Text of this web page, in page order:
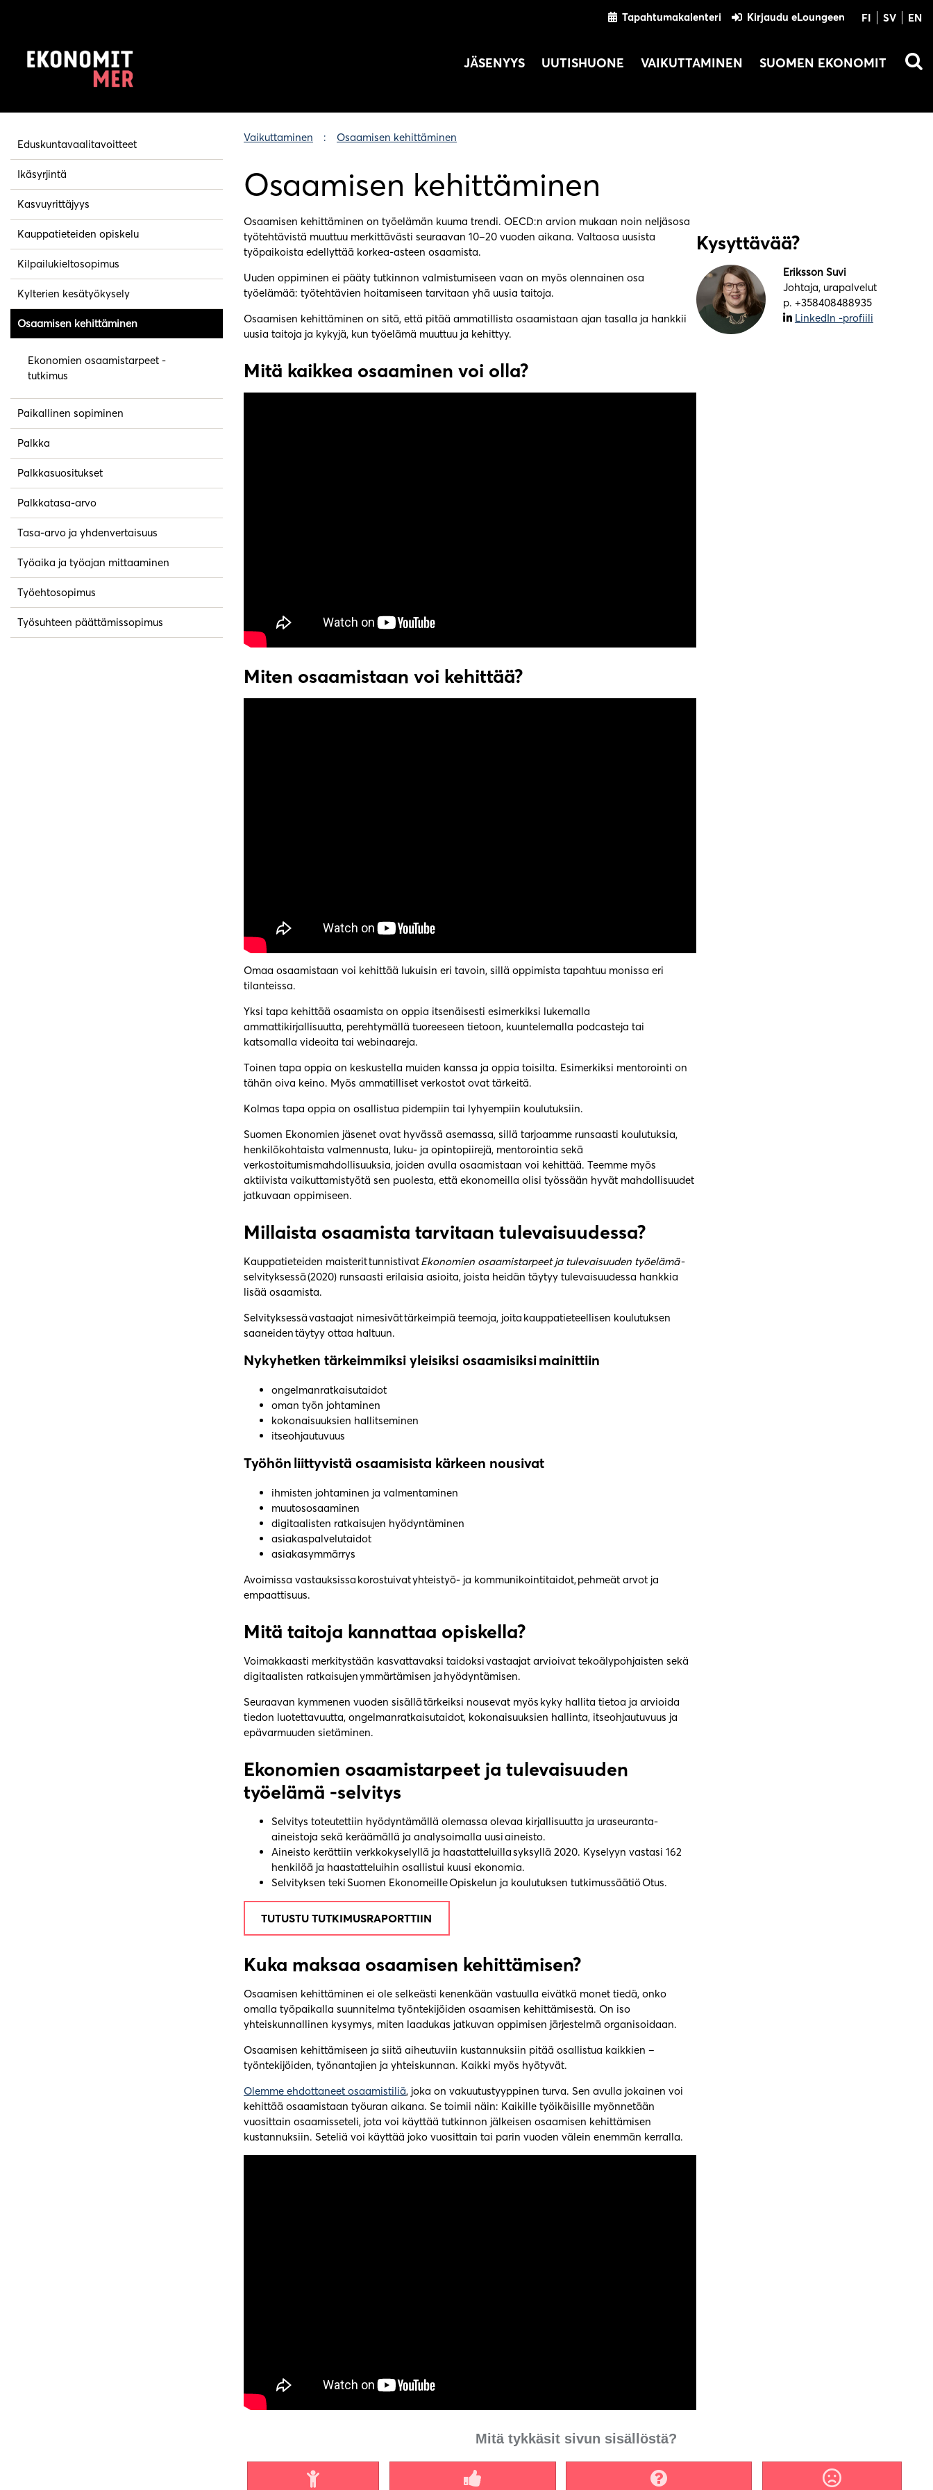
Tapahtumakalenteri Kirjaudu eLoungeen FI SV EN
JÄSENYYS UUTISHUONE VAIKUTTAMINEN SUOMEN EKONOMIT
Eduskuntavaalitavoitteet
Ikäsyrjintä
Kasvuyrittäjyys
Kauppatieteiden opiskelu
Kilpailukieltosopimus
Kylterien kesätyökysely
Osaamisen kehittäminen
Ekonomien osaamistarpeet -
tutkimus
Paikallinen sopiminen
Palkka
Palkkasuositukset
Palkkatasa-arvo
Tasa-arvo ja yhdenvertaisuus
Työaika ja työajan mittaaminen
Työehtosopimus
Työsuhteen päättämissopimus
Vaikuttaminen Osaamisen kehittäminen
Osaamisen kehittäminen
Osaamisen kehittäminen on työelämän kuuma trendi. OECD:n arvion mukaan noin neljäsosa
työtehtävistä muuttuu merkittävästi seuraavan 10–20 vuoden aikana. Valtaosa uusista
työpaikoista edellyttää korkea-asteen osaamista.
Uuden oppiminen ei pääty tutkinnon valmistumiseen vaan on myös olennainen osa
työelämää: työtehtävien hoitamiseen tarvitaan yhä uusia taitoja.
Osaamisen kehittäminen on sitä, että pitää ammatillista osaamistaan ajan tasalla ja hankkii
uusia taitoja ja kykyjä, kun työelämä muuttuu ja kehittyy.
Mitä kaikkea osaaminen voi olla?
Miten osaamistaan voi kehittää?
Omaa osaamistaan voi kehittää lukuisin eri tavoin, sillä oppimista tapahtuu monissa eri
tilanteissa.
Yksi tapa kehittää osaamista on oppia itsenäisesti esimerkiksi lukemalla
ammattikirjallisuutta, perehtymällä tuoreeseen tietoon, kuuntelemalla podcasteja tai
katsomalla videoita tai webinaareja.
Toinen tapa oppia on keskustella muiden kanssa ja oppia toisilta. Esimerkiksi mentorointi on
tähän oiva keino. Myös ammatilliset verkostot ovat tärkeitä.
Kolmas tapa oppia on osallistua pidempiin tai lyhyempiin koulutuksiin.
Suomen Ekonomien jäsenet ovat hyvässä asemassa, sillä tarjoamme runsaasti koulutuksia,
henkilökohtaista valmennusta, luku- ja opintopiirejä, mentorointia sekä
verkostoitumismahdollisuuksia, joiden avulla osaamistaan voi kehittää. Teemme myös
aktiivista vaikuttamistyötä sen puolesta, että ekonomeilla olisi työssään hyvät mahdollisuudet
jatkuvaan oppimiseen.
Millaista osaamista tarvitaan tulevaisuudessa?
Kauppatieteiden maisterit tunnistivatEkonomien osaamistarpeet ja tulevaisuuden työelämä-
selvityksessä (2020) runsaasti erilaisia asioita, joista heidän täytyy tulevaisuudessa hankkia
lisää osaamista.
Selvityksessä vastaajat nimesivät tärkeimpiä teemoja, joita kauppatieteellisen koulutuksen
saaneiden täytyy ottaa haltuun.
Nykyhetken tärkeimmiksi yleisiksi osaamisiksi mainittiin
ongelmanratkaisutaidot
oman työn johtaminen
kokonaisuuksien hallitseminen
itseohjautuvuus
Työhön liittyvistä osaamisista kärkeen nousivat
ihmisten johtaminen ja valmentaminen
muutososaaminen
digitaalisten ratkaisujen hyödyntäminen
asiakaspalvelutaidot
asiakasymmärrys
Avoimissa vastauksissa korostuivat yhteistyö- ja kommunikointitaidot, pehmeät arvot ja
empaattisuus.
Mitä taitoja kannattaa opiskella?
Voimakkaasti merkitystään kasvattavaksi taidoksi vastaajat arvioivat tekoälypohjaisten sekä
digitaalisten ratkaisujen ymmärtämisen ja hyödyntämisen.
Seuraavan kymmenen vuoden sisällä tärkeiksi nousevat myös kyky hallita tietoa ja arvioida
tiedon luotettavuutta, ongelmanratkaisutaidot, kokonaisuuksien hallinta, itseohjautuvuus ja
epävarmuuden sietäminen.
Ekonomien osaamistarpeet ja tulevaisuuden
työelämä -selvitys
Selvitys toteutettiin hyödyntämällä olemassa olevaa kirjallisuutta ja uraseuranta-
aineistoja sekä keräämällä ja analysoimalla uusi aineisto.
Aineisto kerättiin verkkokyselyllä ja haastatteluilla syksyllä 2020. Kyselyyn vastasi 162
henkilöä ja haastatteluihin osallistui kuusi ekonomia.
Selvityksen teki Suomen Ekonomeille Opiskelun ja koulutuksen tutkimussäätiö Otus.
TUTUSTU TUTKIMUSRAPORTTIIN
Kuka maksaa osaamisen kehittämisen?
Osaamisen kehittäminen ei ole selkeästi kenenkään vastuulla eivätkä monet tiedä, onko
omalla työpaikalla suunnitelma työntekijöiden osaamisen kehittämisestä. On iso
yhteiskunnallinen kysymys, miten laadukas jatkuvan oppimisen järjestelmä organisoidaan.
Osaamisen kehittämiseen ja siitä aiheutuviin kustannuksiin pitää osallistua kaikkien –
työntekijöiden, työnantajien ja yhteiskunnan. Kaikki myös hyötyvät.
Olemme ehdottaneet osaamistiliä, joka on vakuutustyyppinen turva. Sen avulla jokainen voi
kehittää osaamistaan työuran aikana. Se toimii näin: Kaikille työikäisille myönnetään
vuosittain osaamisseteli, jota voi käyttää tutkinnon jälkeisen osaamisen kehittämisen
kustannuksiin. Seteliä voi käyttää joko vuosittain tai parin vuoden välein enemmän kerralla.
Kysyttävää?
Eriksson Suvi
Johtaja, urapalvelut
p. +358408488935
LinkedIn -profiili
Mitä tykkäsit sivun sisällöstä?